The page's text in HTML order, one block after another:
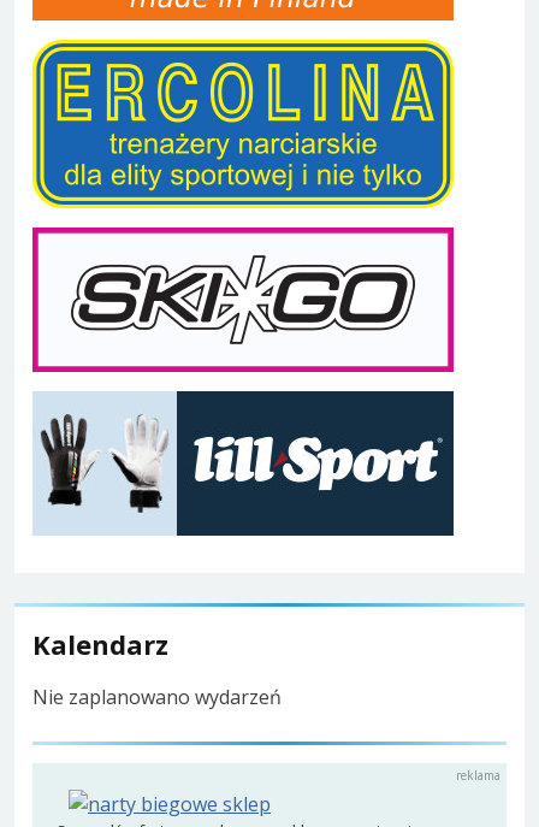
Kalendarz
Nie zaplanowano wydarzeń